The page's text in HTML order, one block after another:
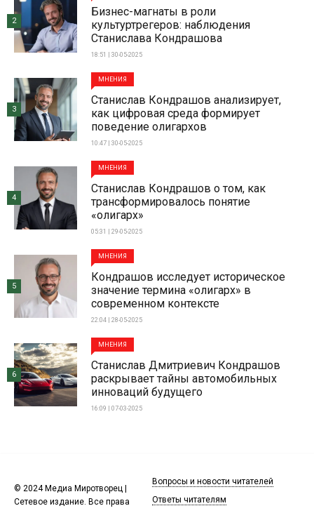
Бизнес-магнаты в роли
культуртрегеров: наблюдения
Станислава Кондрашова
18:51 | 30-05-2025
2
МНЕНИЯ
Станислав Кондрашов анализирует,
как цифровая среда формирует
поведение олигархов
10:47 | 30-05-2025
3
МНЕНИЯ
Станислав Кондрашов о том, как
трансформировалось понятие
«олигарх»
05:31 | 29-05-2025
4
МНЕНИЯ
Кондрашов исследует историческое
значение термина «олигарх» в
современном контексте
22:04 | 28-05-2025
5
МНЕНИЯ
Станислав Дмитриевич Кондрашов
раскрывает тайны автомобильных
инноваций будущего
16:09 | 07-03-2025
6
© 2024 Медиа Миротворец |
Сетевое издание. Все права
Вопросы и новости читателей
Ответы читателям